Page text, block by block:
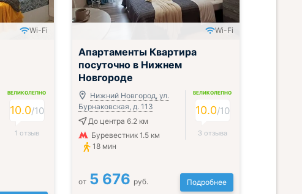
Wi-Fi
ВЕЛИКОЛЕПНО
10.0/10
1 отзыв
Wi-Fi
Апартаменты Квартира
посуточно в Нижнем
Новгороде
Нижний Новгород, ул.
Бурнаковская, д. 113
До центра 6.2 км
Буревестник 1.5 км
18 мин
ВЕЛИКОЛЕПНО
10.0/10
3 отзыва
от 5 676 руб. Подробнее